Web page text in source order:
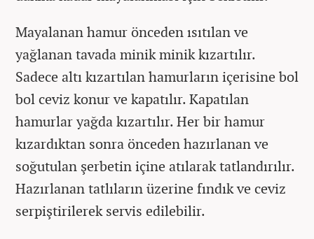
Mayalanan hamur önceden ısıtılan ve
yağlanan tavada minik minik kızartılır.
Sadece altı kızartılan hamurların içerisine bol
bol ceviz konur ve kapatılır. Kapatılan
hamurlar yağda kızartılır. Her bir hamur
kızardıktan sonra önceden hazırlanan ve
soğutulan şerbetin içine atılarak tatlandırılır.
Hazırlanan tatlıların üzerine fındık ve ceviz
serpiştirilerek servis edilebilir.